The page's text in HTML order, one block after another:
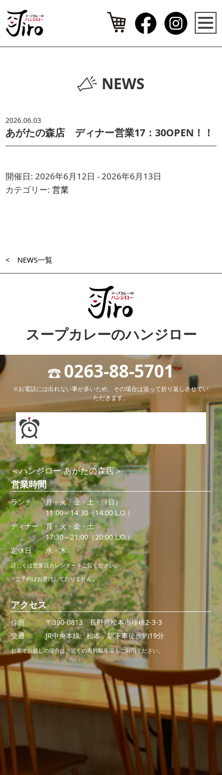
NEWS
2026.06.03
あがたの森店 ディナー営業17：30OPEN！！
開催日: 2026年6月12日 - 2026年6月13日
カテゴリー:営業
< NEWS一覧
スープカレーのハンジロー
0263-88-5701
※お電話には出れない事が多いため、その場合は追って折り返しさせてい
ただきます。
＜ハンジロー あがたの森店＞
営業時間
ランチ
月・火・金・土・（日）
11:00～14:30（14:00 L.O.）
ディナー
月・火・金・土
17:30～21:00（20:00 L.O.）
定休日
水・木
詳しくは営業日カレンダーをご覧ください。
※ご予約はお受けしておりません。
アクセス
住所
〒390-0813 長野県松本市埋橋2-3-3
交通
JR中央本線「松本」駅下車徒歩約19分
お車でお越しの場合は、近くの有料駐車場をご利用ください。